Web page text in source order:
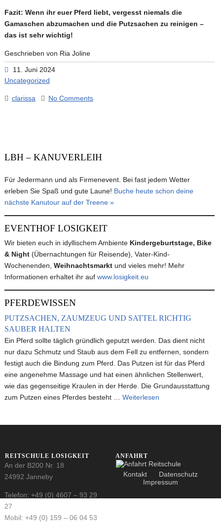
Fazit: Wenn ihr euer Pferd liebt, vergesst niemals die
Gamaschen abzumachen und die Putzsachen zu reinigen –
das ist sehr wichtig!
Geschrieben von Ria Joline
11. Juni 2024
Uncategorized
clarissa No Comments
LBH – KANUVERLEIH
Für Jedermann und als Firmenevent. Bei fast jedem Wetter
erleben Sie Spaß und gute Laune! Buche heute schon deine
nächste Kanutour auf der Treene »
EVENTHOF LOSIGKEIT
Wir bieten euch in idyllischem Ambiente Kindergeburtstage, Bike
& Night(Übernachtungen für Reisende), Vater-Kind-
Wochenenden, Weihnachtsmarktund vieles mehr! Mehr
Informationen erhaltet ihr auf www.losigkeit.eu
PFERDEWISSEN
PUTZSACHEN, ZAUMZEUG UND SATTEL RICHTIG
SAUBER HALTEN
Ein Pferd sollte täglich gründlich geputzt werden. Das dient nicht
nur dazu Schmutz und Staub aus dem Fell zu entfernen, sondern
festigt auch die Bindung zum Pferd. Das Putzen ist für das Pferd
eine angenehme Massage und hat einen ähnlichen Stellenwert,
wie das gegenseitige Kraulen in der Herde. Die Grundausstattung
zum Putzen eines Pferdes besteht … Weiterlesen
REITSCHULE LOSIGKEIT
An der B200 Nr. 18
24992 Janneby
Telefon: +49 (0) 4607 – 93 29
27
Mobil: +49 (0) 159 – 06 04 53
ANFAHRT
Kontakt
Datenschutz­
Impressum